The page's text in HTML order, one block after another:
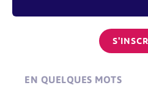
EN QUELQUES MOTS